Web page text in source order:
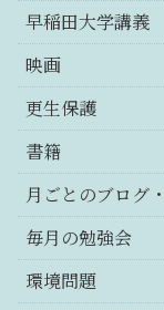
早稲田大学講義
映画
更生保護
書籍
月ごとのブログ
毎月の勉強会
環境問題